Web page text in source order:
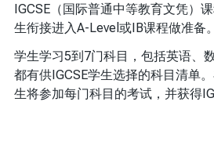
IGCSE（国际普通中等教育文凭）
生衔接进入A-Level或IB课程做准备。
学生学习5到7门科目，包括英语、
都有供IGCSE学生选择的科目清单
生将参加每门科目的考试，并获得